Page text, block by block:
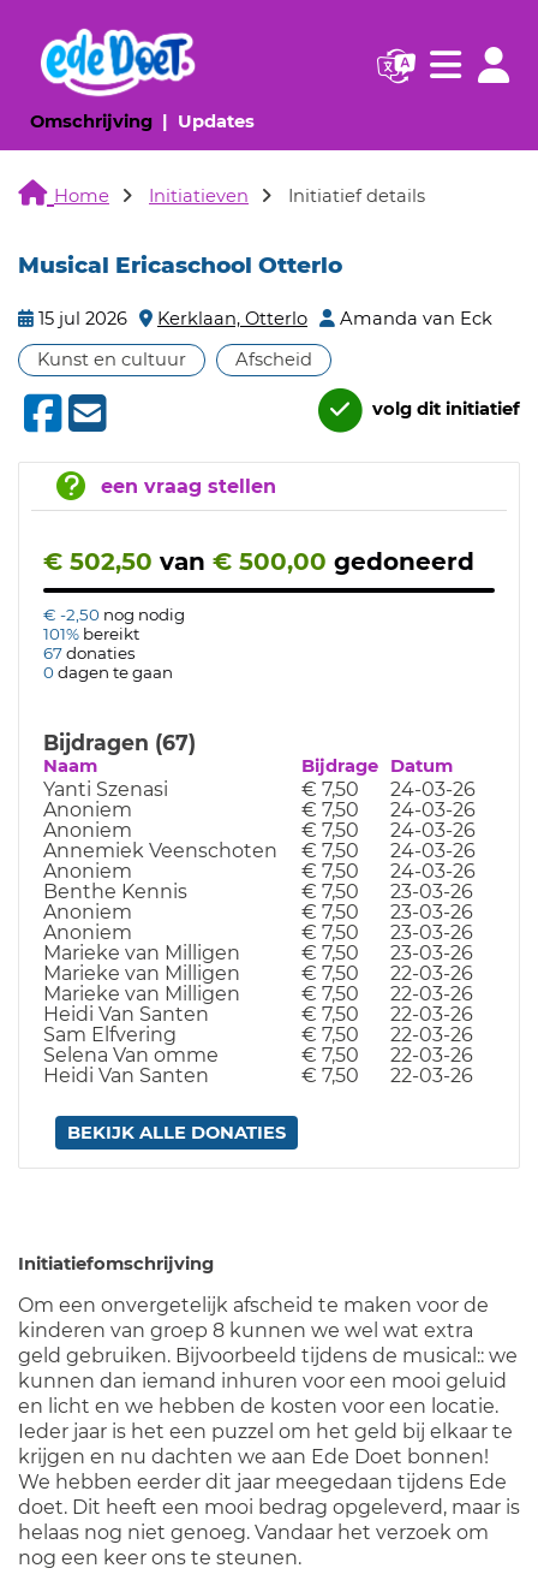
Omschrijving(huidige pagina)
Updates(huidige pagina)
Navigatie
Home Initiatieven Initiatief details
Musical Ericaschool Otterlo
15 jul 2026 Kerklaan, Otterlo
Amanda van Eck
Kunst en cultuur
Afscheid
volg dit initiatief
een vraag stellen
€ 502,50 van € 500,00 gedoneerd
€ -2,50 nog nodig
101% bereikt
67donaties
0dagen te gaan
Bijdragen (67)
Naam Bijdrage Datum
Yanti Szenasi € 7,50
24-03-26
Anoniem
€ 7,50
24-03-26
Anoniem
€ 7,50
24-03-26
Annemiek Veenschoten
€ 7,50
24-03-26
Anoniem
€ 7,50
24-03-26
Benthe Kennis
€ 7,50
23-03-26
Anoniem
€ 7,50
23-03-26
Anoniem
€ 7,50
23-03-26
Marieke van Milligen
€ 7,50
23-03-26
Marieke van Milligen
€ 7,50
22-03-26
Marieke van Milligen
€ 7,50
22-03-26
Heidi Van Santen
€ 7,50
22-03-26
Sam Elfvering
€ 7,50
22-03-26
Selena Van omme
€ 7,50
22-03-26
Heidi Van Santen
€ 7,50 22-03-26
BEKIJK ALLE DONATIES
Initiatiefomschrijving
Om een onvergetelijk afscheid te maken voor de
kinderen van groep 8 kunnen we wel wat extra
geld gebruiken. Bijvoorbeeld tijdens de musical:: we
kunnen dan iemand inhuren voor een mooi geluid
en licht en we hebben de kosten voor een locatie.
Ieder jaar is het een puzzel om het geld bij elkaar te
krijgen en nu dachten we aan Ede Doet bonnen!
We hebben eerder dit jaar meegedaan tijdens Ede
doet. Dit heeft een mooi bedrag opgeleverd, maar is
helaas nog niet genoeg. Vandaar het verzoek om
nog een keer ons te steunen.